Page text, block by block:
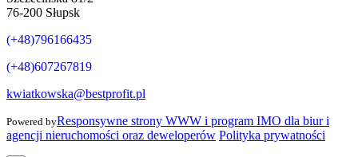
76-200 Słupsk
(+48)796166435
(+48)607267819
kwiatkowska@bestprofit.pl
Powered byResponsywne strony WWW i program IMO dla biur i
agencji nieruchomości oraz deweloperów Polityka prywatności